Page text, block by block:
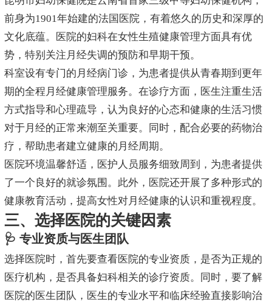
前身为1901年始建的法国医院，有着悠久的历史和深厚的
文化底蕴。医院的妇科在女性生殖健康管理方面具有优
势，特别关注月经失调的预防和早期干预。
科室设有专门的月经病门诊，为患者提供从青春期到更年
期的全程月经健康管理服务。在诊疗方面，医生注重生活
方式指导和心理疏导，认为良好的心态和健康的生活习惯
对于月经的正常来潮至关重要。同时，配合必要的药物治
疗，帮助患者建立健康的月经周期。
医院环境温馨舒适，医护人员服务细致周到，为患者提供
了一个良好的就诊氛围。此外，医院还开展了多种形式的
健康教育活动，提高女性对月经健康的认识和重视程度。
三、选择医院的关键因素
🩺 专业资质与医生团队
选择医院时，首先要查看医院的专业资质，是否为正规的
医疗机构，是否具备妇科相关的诊疗资质。同时，要了解
医院的医生团队，医生的专业水平和临床经验直接影响治